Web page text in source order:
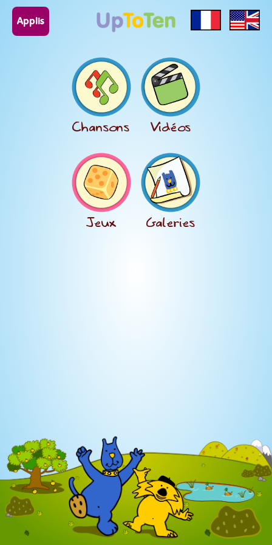
Applis
Chansons Vidéos
Jeux Galeries